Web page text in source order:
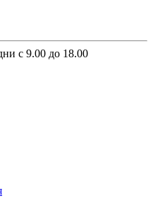
с 9.00 до 18.00